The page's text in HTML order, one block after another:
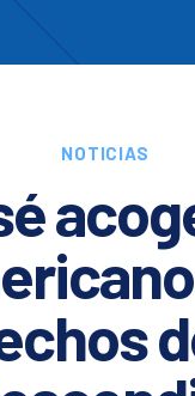
NOTICIAS